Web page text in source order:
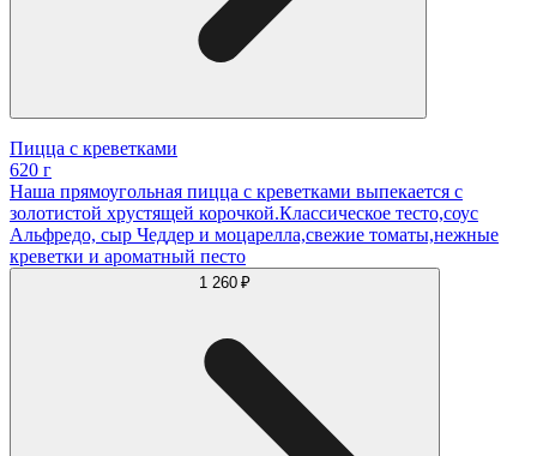
Пицца с креветками
620 г
Наша прямоугольная пицца с креветками выпекается с
золотистой хрустящей корочкой.Классическое тесто,соус
Альфредо, сыр Чеддер и моцарелла,свежие томаты,нежные
креветки и ароматный песто
1 260 ₽